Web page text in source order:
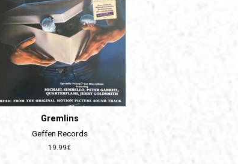
Gremlins
Geffen Records
Prix
19.99€